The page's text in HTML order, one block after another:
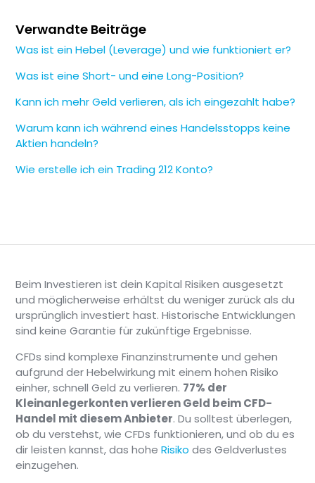
Verwandte Beiträge
Was ist ein Hebel (Leverage) und wie funktioniert er?
Was ist eine Short- und eine Long-Position?
Kann ich mehr Geld verlieren, als ich eingezahlt habe?
Warum kann ich während eines Handelsstopps keine
Aktien handeln?
Wie erstelle ich ein Trading 212 Konto?
Beim Investieren ist dein Kapital Risiken ausgesetzt
und möglicherweise erhältst du weniger zurück als du
ursprünglich investiert hast. Historische Entwicklungen
sind keine Garantie für zukünftige Ergebnisse.
CFDs sind komplexe Finanzinstrumente und gehen
aufgrund der Hebelwirkung mit einem hohen Risiko
einher, schnell Geld zu verlieren. 77% der
Kleinanlegerkonten verlieren Geld beim CFD-
Handel mit diesem Anbieter. Du solltest überlegen,
ob du verstehst, wie CFDs funktionieren, und ob du es
dir leisten kannst, das hoheRisiko des Geldverlustes
einzugehen.